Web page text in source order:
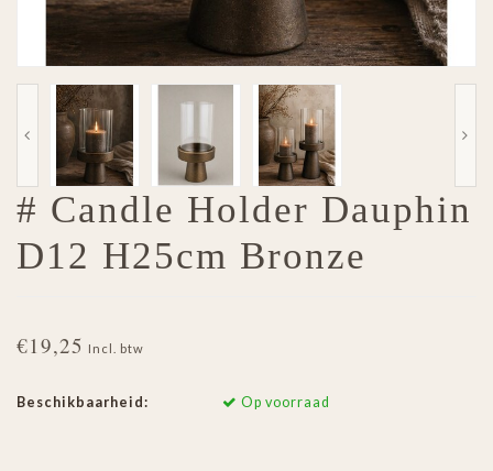
# Candle Holder Dauphin
D12 H25cm Bronze
€19,25 Incl. btw
Beschikbaarheid: Op voorraad